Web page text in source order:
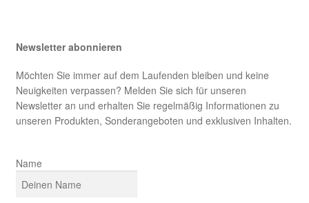
Newsletter abonnieren
Möchten Sie immer auf dem Laufenden bleiben und keine
Neuigkeiten verpassen? Melden Sie sich für unseren
Newsletter an und erhalten Sie regelmäßig Informationen zu
unseren Produkten, Sonderangeboten und exklusiven Inhalten.
Name